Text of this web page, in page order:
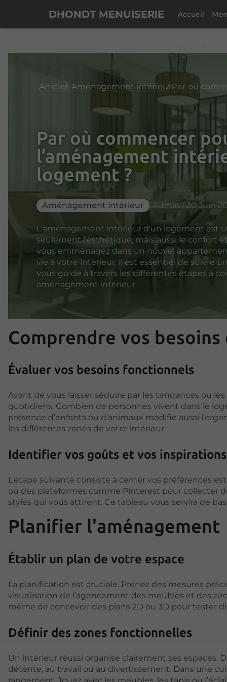
DHONDT MENUISERIE Accueil
Articles Aménagement intérieur
Par où commencer
l’aménagement
logement ?
Aménagement intérieur Admin / 30 Juin
L'aménagement intérieur d'un logement est
seulement l'esthétique, mais aussi le confort
vous emménagez dans un nouvel
vie à votre intérieur, il est essentiel de suivre
vous guide à travers les différentes étapes à
aménagement intérieur.
Comprendre vos
Évaluer vos besoins fonctionnels
Avant de vous laisser séduire par les tendances ou
quotidiens. Combien de personnes vivent dans le
présence d’enfants ou d’animaux modifie aussi
les différentes zones de votre intérieur.
Identifier vos goûts et vos inspirations
L’étape suivante consiste à cerner vos préférences
ou des plateformes comme Pinterest pour collecter
styles qui vous attirent. Ce tableau vous servira de
Planifier l'aménagement
Établir un plan de votre espace
La planification est cruciale. Prenez des mesures
visualisation de l’agencement des meubles et des
même de concevoir des plans 2D ou 3D pour tester
Définir des zones fonctionnelles
Un intérieur réussi organise clairement ses espaces.
détente, au travail ou au divertissement. Dans une